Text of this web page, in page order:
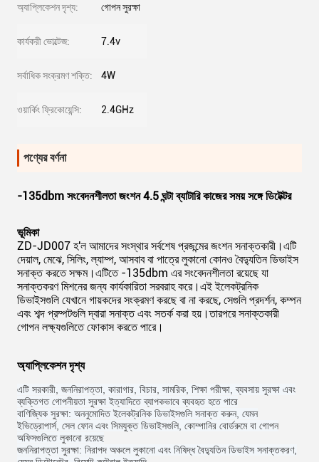
অ্যাপ্লিকেশন দৃশ্য: গোপন সুরক্ষা
কার্যকরী ভোল্টেজ: 7.4v
সর্বাধিক সংক্রমণ শক্তি: 4W
ওয়ার্কিং ফ্রিকোয়েন্সি: 2.4GHz
পণ্যের বর্ণনা
-135dbm সংবেদনশীলতা জংশন 4.5 ঘন্টা ব্যাটারি কাজের সময় সঙ্গে ডিটেক্টর
ভূমিকা
ZD-JD007 হ'ল আমাদের সংস্থার সর্বশেষ প্রজন্মের জংশন সনাক্তকারী।এটি
দেয়াল, মেঝে, সিলিং, ল্যাম্প, আসবাব বা পাত্রে লুকানো কোনও বৈদ্যুতিন ডিভাইস
সনাক্ত করতে সক্ষম।এটিতে -135dbm এর সংবেদনশীলতা রয়েছে যা
সনাক্তকরণ মিশনের জন্য কার্যকারিতা সরবরাহ করে।এই ইলেকট্রনিক
ডিভাইসগুলি যেখানে গায়কদের সংক্রমণ করছে বা না করছে, সেগুলি প্রদর্শন, কম্পন
এবং শব্দ প্রম্পটগুলি দ্বারা সনাক্ত এবং সতর্ক করা হয়।তারপরে সনাক্তকারী
গোপন লক্ষ্যগুলিতে ফোকাস করতে পারে।
অ্যাপ্লিকেশন দৃশ্য
এটি সরকারী, জননিরাপত্তা, কারাগার, বিচার, সামরিক, শিক্ষা পরীক্ষা, ব্যবসায় সুরক্ষা এবং
ব্যক্তিগত গোপনীয়তা সুরক্ষা ইত্যাদিতে ব্যাপকভাবে ব্যবহৃত হতে পারে
বাণিজ্যিক সুরক্ষা: অননুমোদিত ইলেকট্রনিক ডিভাইসগুলি সনাক্ত করুন, যেমন
ইভিড্রোপার্স, সেল ফোন এবং সিমযুক্ত ডিভাইসগুলি, কোম্পানির বোর্ডরুমে বা গোপন
অফিসগুলিতে লুকানো রয়েছে
জননিরাপত্তা সুরক্ষা: নিরাপদ অঞ্চলে লুকানো এবং নিষিদ্ধ বৈদ্যুতিন ডিভাইস সনাক্তকরণ,